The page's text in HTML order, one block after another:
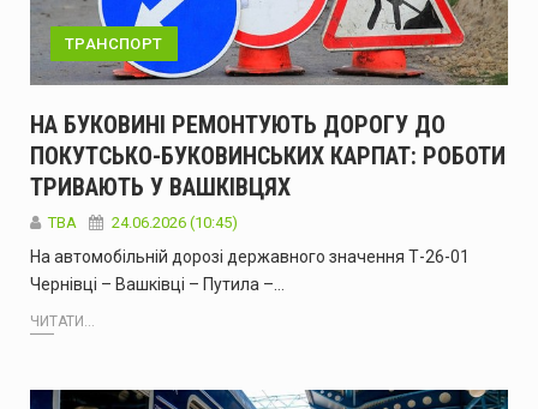
ТРАНСПОРТ
НА БУКОВИНІ РЕМОНТУЮТЬ ДОРОГУ ДО
ПОКУТСЬКО-БУКОВИНСЬКИХ КАРПАТ: РОБОТИ
ТРИВАЮТЬ У ВАШКІВЦЯХ
ТВА 24.06.2026 (10:45)
На автомобільній дорозі державного значення Т-26-01
Чернівці – Вашківці – Путила –…
ЧИТАТИ...